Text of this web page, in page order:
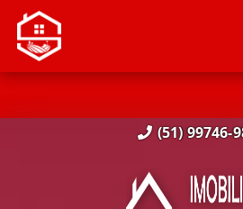
(51) 99746-